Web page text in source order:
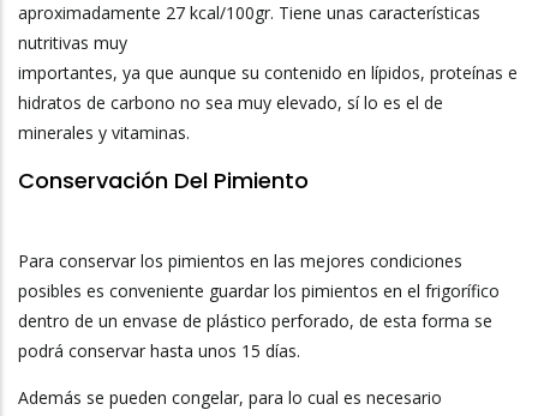
aproximadamente 27 kcal/100gr. Tiene unas características
nutritivas muy
importantes, ya que aunque su contenido en lípidos, proteínas e
hidratos de carbono no sea muy elevado, sí lo es el de
minerales y vitaminas.
Conservación Del Pimiento
Para conservar los pimientos en las mejores condiciones
posibles es conveniente guardar los pimientos en el frigorífico
dentro de un envase de plástico perforado, de esta forma se
podrá conservar hasta unos 15 días.
Además se pueden congelar, para lo cual es necesario